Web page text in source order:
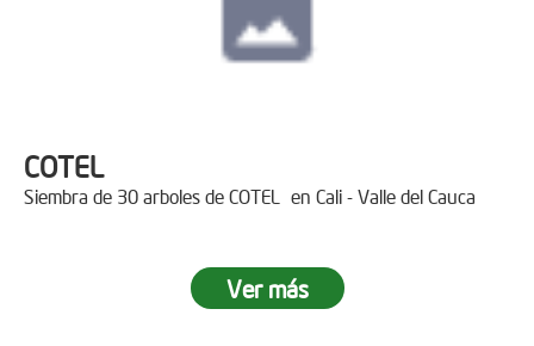
COTEL
Siembra de 30 arboles de COTEL en Cali - Valle del Cauca
Ver más